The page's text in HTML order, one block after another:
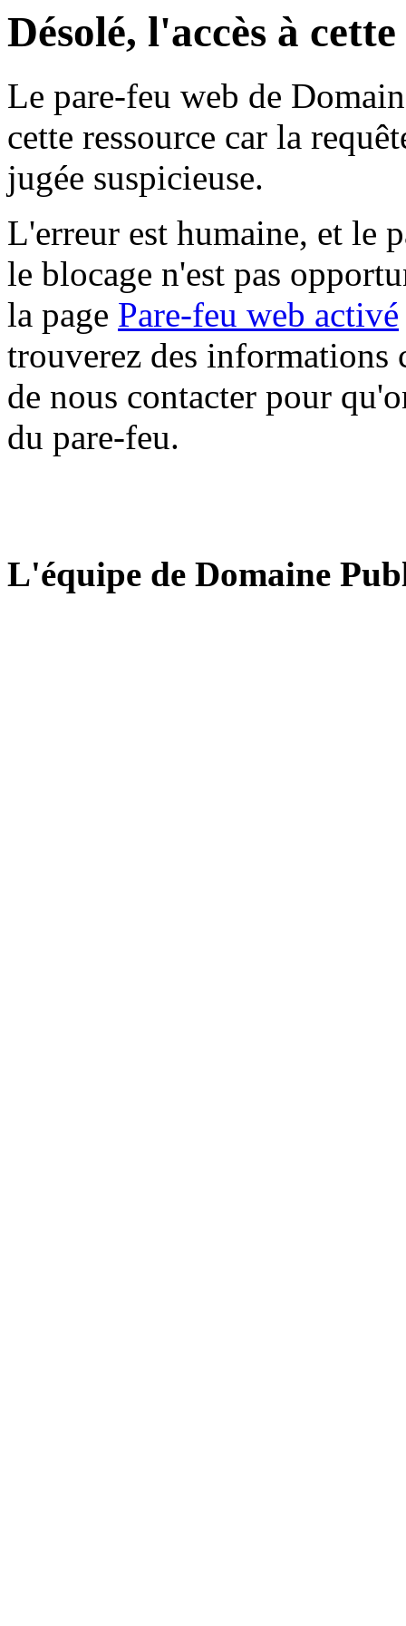
Désolé, l'accès à
Le pare-feu web de
cette ressource car la
jugée suspicieuse.
L'erreur est humaine, et le
le blocage n'est pas
la page Pare-feu web activé
trouverez des informations
de nous contacter pour
du pare-feu.
L'équipe de Domaine